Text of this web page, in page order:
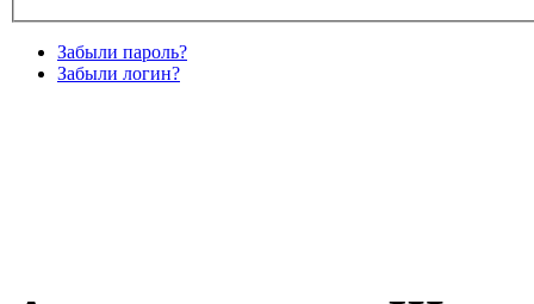
Забыли пароль?
Забыли логин?